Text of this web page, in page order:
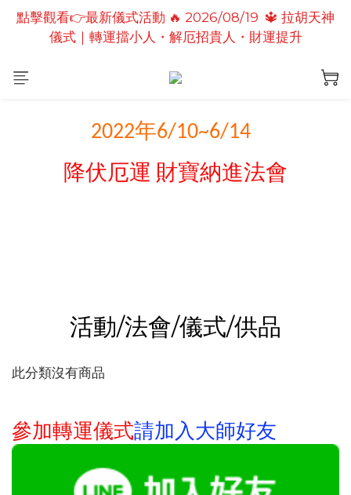
點擊觀看👉最新儀式活動🔥2026/08/19 💗2026七夕
情定善緣桃花燈｜泰國高僧祈願點燈儀式
點擊觀看👉最新儀式活動 🔥 2026/08/19  🔱 拉胡天神
儀式｜轉運擋小人・解厄招貴人・財運提升
點擊觀看👉最新儀式活動🔥 2026/08/31 💖愛神儀式
點擊觀看👉最新儀式活動🔥2026/08/19 💗2026七夕
2022年6/10~6/14
降伏厄運 財寶納進法會
活動/法會/儀式/供品
此分類沒有商品
參加轉運儀式請加入大師好友